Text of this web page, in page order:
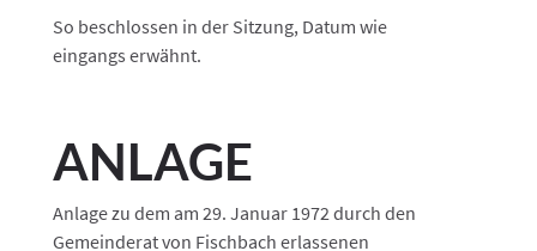
So beschlossen in der Sitzung, Datum wie
eingangs erwähnt.
ANLAGE
Anlage zu dem am 29. Januar 1972 durch den
Gemeinderat von Fischbach erlassenen